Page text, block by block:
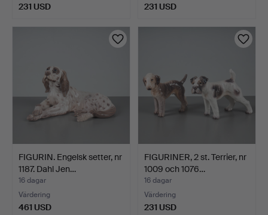
231 USD 231 USD
FIGURIN. Engelsk setter, nr
1187. Dahl Jen…
16 dagar
Värdering
461 USD
FIGURINER, 2 st. Terrier, nr
1009 och 1076…
16 dagar
Värdering
231 USD